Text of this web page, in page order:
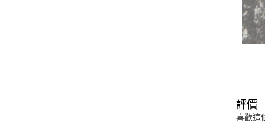
評價
喜歡這